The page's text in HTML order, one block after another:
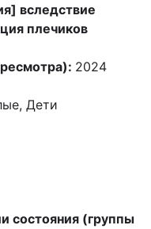
вследствие
плечиков
2024
, Дети
состояния (группы